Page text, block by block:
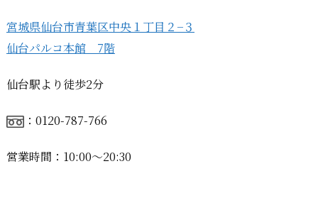
宮城県仙台市青葉区中央１丁目２−３
仙台パルコ本館 7階
仙台駅より徒歩2分
：0120-787-766
営業時間：10:00〜20:30